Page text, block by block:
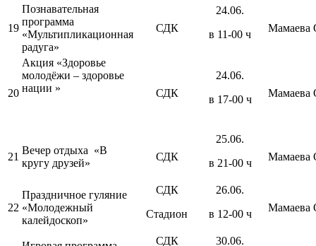
19
Познавательная
программа
«Мультипликационная
радуга»
СДК
24.06.
в 11-00 ч
Мамаева
20
Акция «Здоровье
молодёжи – здоровье
нации »
СДК
24.06.
в 17-00 ч
Мамаева
21
Вечер отдыха «В
кругу друзей»
СДК
25.06.
в 21-00 ч
Мамаева
22
Праздничное гуляние
«Молодежный
калейдоскоп»
СДК
Стадион
26.06.
в 12-00 ч
Мамаева
СДК
30.06.